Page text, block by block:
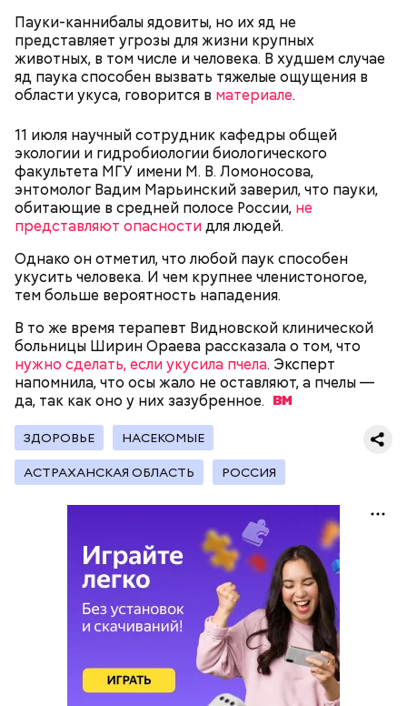
Пауки-каннибалы ядовиты, но их яд не
представляет угрозы для жизни крупных
животных, в том числе и человека. В худшем случае
яд паука способен вызвать тяжелые ощущения в
области укуса, говорится в материале.
11 июля научный сотрудник кафедры общей
экологии и гидробиологии биологического
факультета МГУ имени М. В. Ломоносова,
энтомолог Вадим Марьинский заверил, что пауки,
обитающие в средней полосе России, не
представляют опасностидля людей.
Однако он отметил, что любой паук способен
укусить человека. И чем крупнее членистоногое,
тем больше вероятность нападения.
В то же время терапевт Видновской клинической
больницы Ширин Ораева рассказала о том, что
нужно сделать, если укусила пчела. Эксперт
напомнила, что осы жало не оставляют, а пчелы —
да, так как оно у нихзазубренное.
ЗДОРОВЬЕ НАСЕКОМЫЕ
АСТРАХАНСКАЯ ОБЛАСТЬ РОССИЯ
Вред дыни
Фото: Shutterstock
может быть полезна. В первую очередь ее стоит
есть с осторожностью людям:
— Наиболее распространенные борщ, щи, котлеты,
салаты, лаваш с творогом и сыром, пироги, омлет,
запеканка. Щавеля там везде используется
немного, поэтому никакого вреда от него не будет.
Чем разнообразнее рацион питания человека, тем
лучше. Потому что это исключает вероятность
возникновения дефицитов микроэлементов, —
Вовсю идет и сезон черешни. «Вечерняя Москва»
узнала у врача — эндокринолога-диетолога
Натальи Лазуренко,как правильно есть эту ягоду
пользой для здоровья.